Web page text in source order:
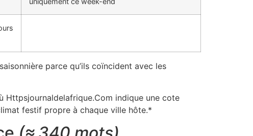
parce qu’ils coïncident avec les
indique une cote
festif propre à chaque ville hôte.*